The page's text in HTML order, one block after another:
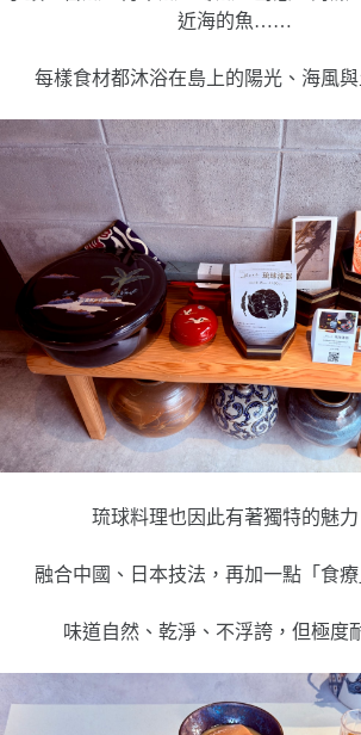
近海的魚……
每樣食材都沐浴在島上的陽光、海風與
琉球料理也因此有著獨特的魅力
融合中國、日本技法，再加一點「食療
味道自然、乾淨、不浮誇，但極度